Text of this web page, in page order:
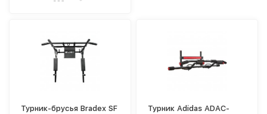
Турник-брусья Bradex SF
Турник Adidas ADAC-